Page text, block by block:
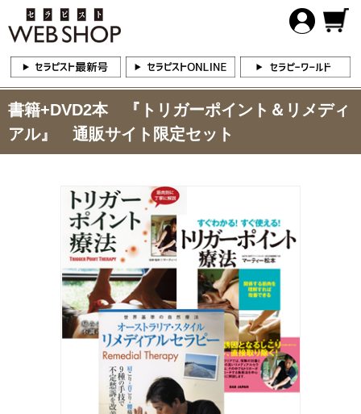
書籍+DVD2本 『トリガーポイント＆リメディ
アル』 通販サイト限定セット